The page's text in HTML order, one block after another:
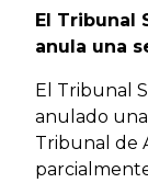
El Tribunal
anula una
El Tribunal
anulado
Tribunal de